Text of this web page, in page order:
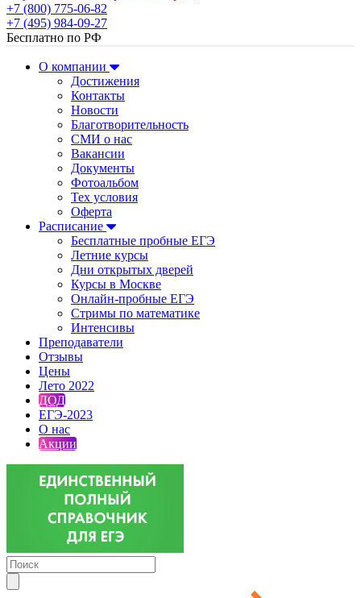
+7 (800) 775-06-82
+7 (495) 984-09-27
Бесплатно по РФ
О компании
Достижения
Контакты
Новости
Благотворительность
СМИ о нас
Вакансии
Документы
Фотоальбом
Тех условия
Оферта
Расписание
Бесплатные пробные ЕГЭ
Летние курсы
Дни открытых дверей
Курсы в Москве
Онлайн-пробные ЕГЭ
Стримы по математике
Интенсивы
Преподаватели
Отзывы
Цены
Лето 2022
ДОД
ЕГЭ-2023
О нас
Акции